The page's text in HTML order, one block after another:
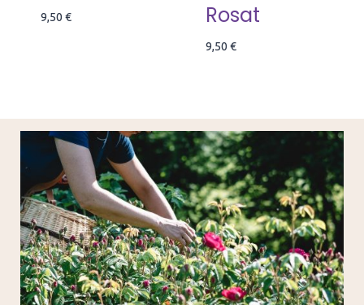
9,50 €
Rosat
9,50 €